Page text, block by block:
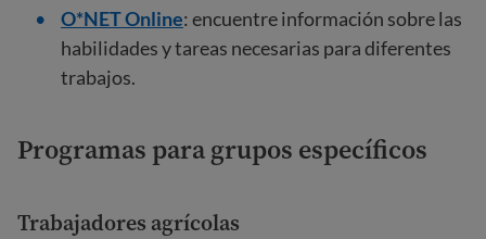
O*NET Online: encuentre información sobre las
habilidades y tareas necesarias para diferentes
trabajos.
Programas para grupos específicos
Trabajadores agrícolas